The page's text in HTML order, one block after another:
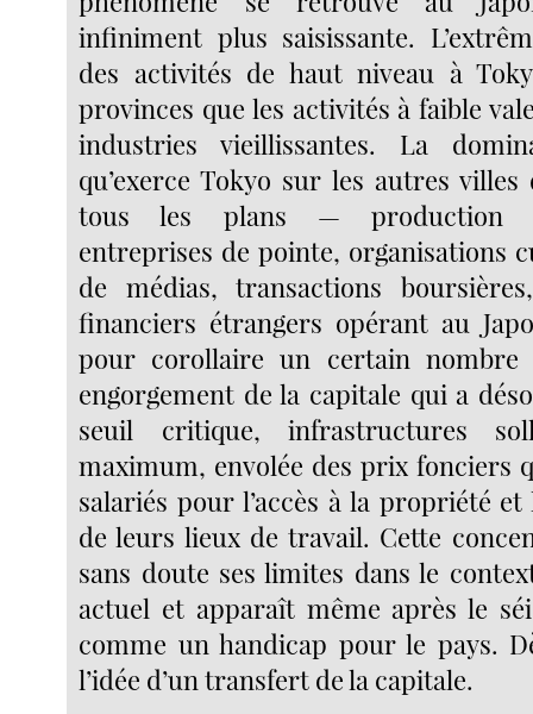
infiniment plus saisissante.
des activités de haut niveau à
provinces que les activités à faible
industries vieillissantes. La
qu’exerce Tokyo sur les autres villes
tous les plans — production
entreprises de pointe, organisations
de médias, transactions
financiers étrangers opérant au
pour corollaire un certain nombre
engorgement de la capitale qui a
seuil critique, infrastructures
maximum, envolée des prix fonciers
salariés pour l’accès à la propriété
de leurs lieux de travail. Cette
sans doute ses limites dans le
actuel et apparaît même après le
comme un handicap pour le pays.
l’idée d’un transfert de la capitale.